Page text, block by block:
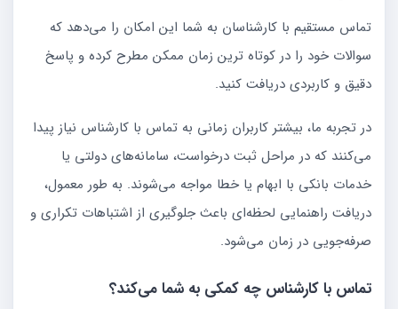
تماس مستقیم با کارشناسان به شما این امکان را می‌دهد که
سوالات خود را در کوتاه ترین زمان ممکن مطرح کرده و پاسخ
دقیق و کاربردی دریافت کنید.
در تجربه ما، بیشتر کاربران زمانی به تماس با کارشناس نیاز پیدا
می‌کنند که در مراحل ثبت درخواست، سامانه‌های دولتی یا
خدمات بانکی با ابهام یا خطا مواجه می‌شوند. به طور معمول،
دریافت راهنمایی لحظه‌ای باعث جلوگیری از اشتباهات تکراری و
صرفه‌جویی در زمان می‌شود.
تماس با کارشناس چه کمکی به شما می‌کند؟